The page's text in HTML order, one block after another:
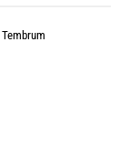
Tembrum